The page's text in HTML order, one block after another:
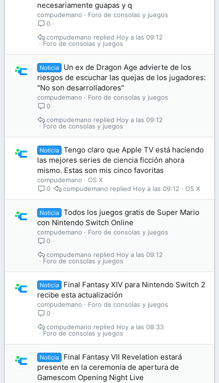
necesariamente guapas y q
compudemano
Foro de consolas y juegos
0
Foro de consolas y juegos
Hoy a las 09:12
compudemano
Noticia
Un ex de Dragon Age advierte de los
riesgos de escuchar las quejas de los jugadores:
"No son desarrolladores"
compudemano
Foro de consolas y juegos
0
Foro de consolas y juegos
Hoy a las 09:12
compudemano
Noticia
Tengo claro que Apple TV está haciendo
las mejores series de ciencia ficción ahora
mismo. Estas son mis cinco favoritas
compudemano
OS X
0
OS X
Hoy a las 09:12
compudemano
Noticia
Todos los juegos gratis de Super Mario
con Nintendo Switch Online
compudemano
Foro de consolas y juegos
0
Foro de consolas y juegos
Hoy a las 09:12
compudemano
Noticia
Final Fantasy XIV para Nintendo Switch 2
recibe esta actualización
compudemano
Foro de consolas y juegos
0
Foro de consolas y juegos
Hoy a las 08:33
compudemano
Noticia
Final Fantasy VII Revelation estará
presente en la ceremonia de apertura de
Gamescom Opening Night Live